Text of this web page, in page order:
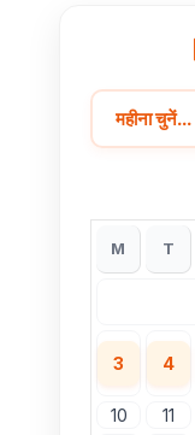
M T
3 4
10 11